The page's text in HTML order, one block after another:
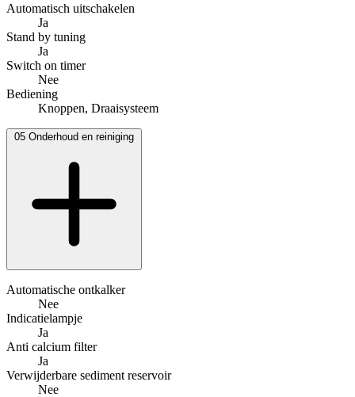
Automatisch uitschakelen
Ja
Stand by tuning
Ja
Switch on timer
Nee
Bediening
Knoppen, Draaisysteem
05 Onderhoud en reiniging
Automatische ontkalker
Nee
Indicatielampje
Ja
Anti calcium filter
Ja
Verwijderbare sediment reservoir
Nee